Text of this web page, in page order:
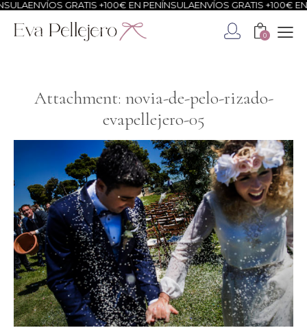
ENVÍOS GRATIS +100€ EN PENÍNSULA ENVÍOS GRATIS +100€ EN
0
Attachment: novia-de-pelo-rizado-
evapellejero-05